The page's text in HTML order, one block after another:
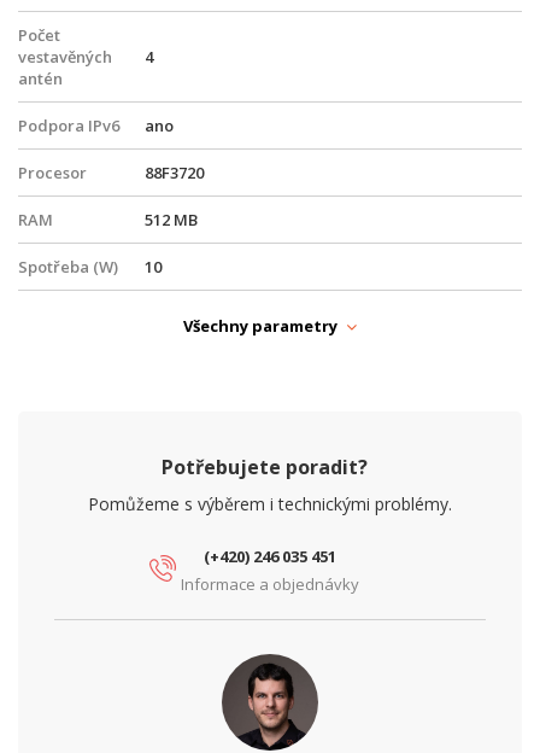
Počet
vestavěných
antén
4
Podpora IPv6 ano
Procesor 88F3720
RAM 512 MB
Spotřeba (W) 10
FYZICKÉ PARAMETRY
179
-40° až + 70°C
Všechny parametry
Potřebujete poradit?
Pomůžeme s výběrem i technickými problémy.
(+420) 246 035 451
Informace a objednávky